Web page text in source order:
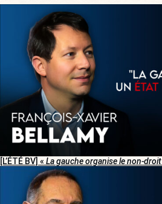
[L’ÉTÉ BV] « La gauche organise le non-droit